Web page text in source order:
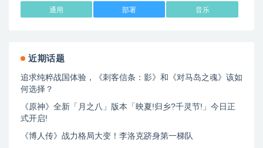
通用 部署 音乐
近期话题
追求纯粹战国体验，《刺客信条：影》和《对马岛之魂》该如
何选择？
《原神》全新「月之八」版本「映夏!归乡?千灵节!」今日正
式开启!
《博人传》战力格局大变！李洛克跻身第一梯队